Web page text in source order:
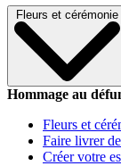
Fleurs et cérémonie
Hommage au
Fleurs et
Faire livrer
Créer votre